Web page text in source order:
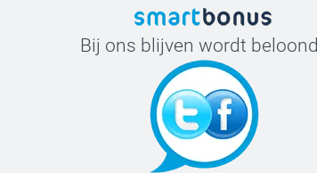
Bij ons blijven wordt beloond